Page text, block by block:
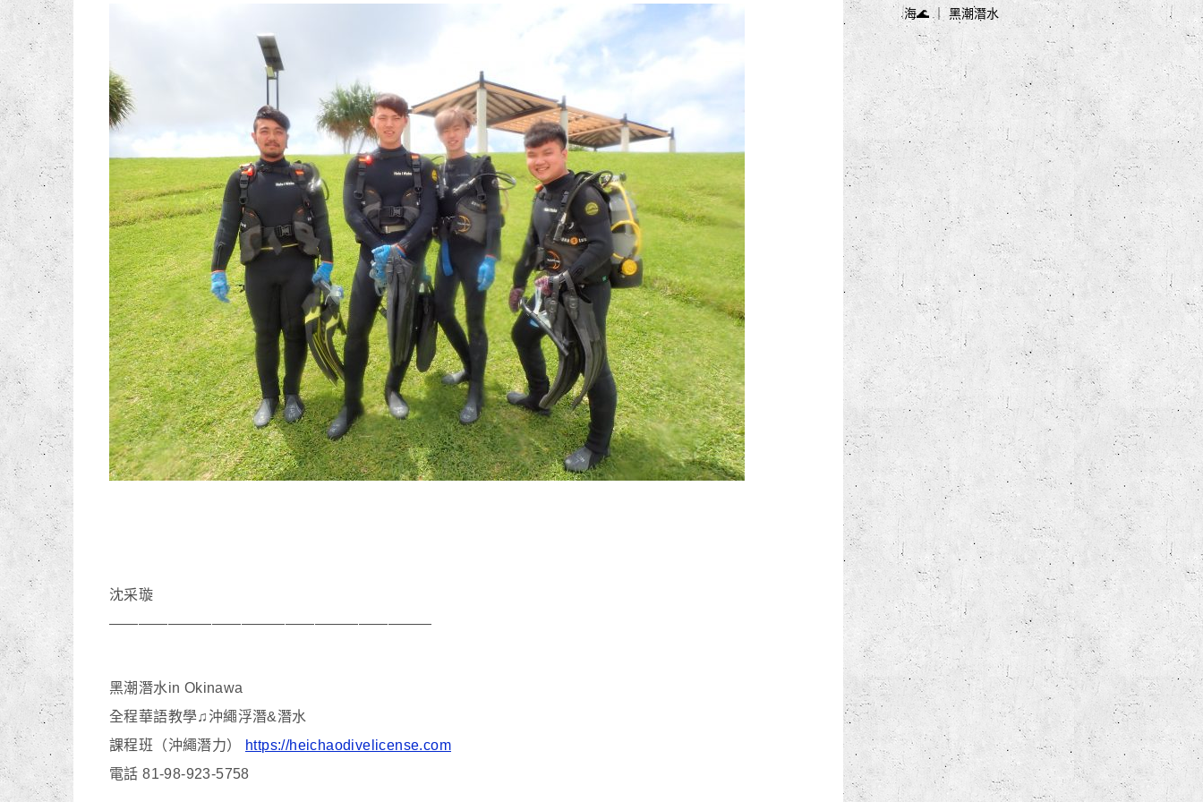
沈采璇
——————————————————————
黑潮潛水in Okinawa
全程華語教學♫沖繩浮潛&潛水
課程班（沖繩潛力）
https://heichaodivelicense.com
電話 81-98-923-5758
海🌊 ｜ 黑潮潛水